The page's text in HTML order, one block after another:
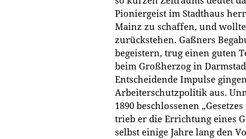
Pioniergeist im Stadthaus
Mainz zu schaffen, und
zurückstehen. Gaßners
begeistern, trug einen guten
beim Großherzog in
Entscheidende Impulse
Arbeiterschutzpolitik aus.
1890 beschlossenen
trieb er die Errichtung eines
selbst einige Jahre lang den